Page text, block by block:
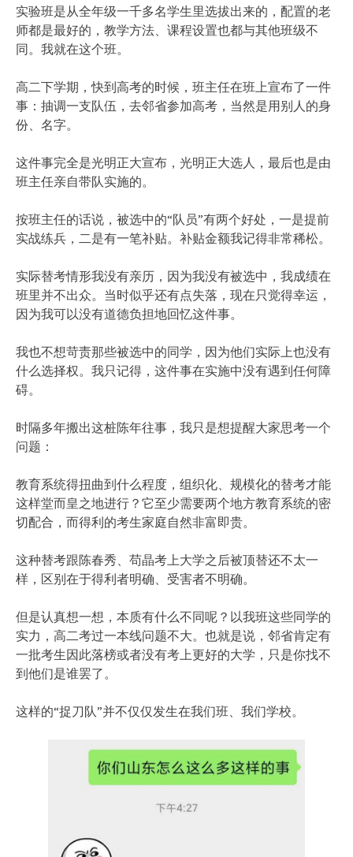
实验班是从全年级一千多名学生里选拔出来的，配置的老
师都是最好的，教学方法、课程设置也都与其他班级不
同。我就在这个班。
高二下学期，快到高考的时候，班主任在班上宣布了一件
事：抽调一支队伍，去邻省参加高考，当然是用别人的身
份、名字。
这件事完全是光明正大宣布，光明正大选人，最后也是由
班主任亲自带队实施的。
按班主任的话说，被选中的“队员”有两个好处，一是提前
实战练兵，二是有一笔补贴。补贴金额我记得非常稀松。
实际替考情形我没有亲历，因为我没有被选中，我成绩在
班里并不出众。当时似乎还有点失落，现在只觉得幸运，
因为我可以没有道德负担地回忆这件事。
我也不想苛责那些被选中的同学，因为他们实际上也没有
什么选择权。我只记得，这件事在实施中没有遇到任何障
碍。
时隔多年搬出这桩陈年往事，我只是想提醒大家思考一个
问题：
教育系统得扭曲到什么程度，组织化、规模化的替考才能
这样堂而皇之地进行？它至少需要两个地方教育系统的密
切配合，而得利的考生家庭自然非富即贵。
这种替考跟陈春秀、苟晶考上大学之后被顶替还不太一
样，区别在于得利者明确、受害者不明确。
但是认真想一想，本质有什么不同呢？以我班这些同学的
实力，高二考过一本线问题不大。也就是说，邻省肯定有
一批考生因此落榜或者没有考上更好的大学，只是你找不
到他们是谁罢了。
这样的“捉刀队”并不仅仅发生在我们班、我们学校。